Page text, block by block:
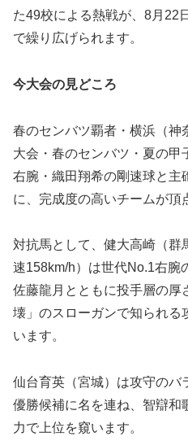
た49校による熱戦が、8月22
で繰り広げられます。
今大会の見どころ
春のセンバツ覇者・横浜（神
大会・春のセンバツ・夏の甲
右腕・織田翔希の剛速球と主
に、完成度の高いチームが頂
対抗馬として、健大高崎（群
速158km/h）は世代No.1右腕
佐藤龍月とともに投手層の厚
壊」のスローガンで知られる
います。
仙台育英（宮城）は攻守のバ
優勝候補に名を連ね、智辯和
力で上位を窺います。